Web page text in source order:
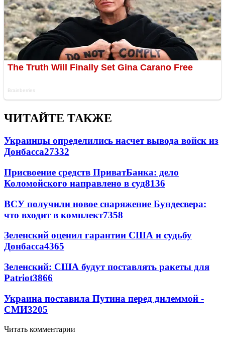
ЧИТАЙТЕ ТАКЖЕ
Украинцы определились насчет вывода войск из
Донбасса27332
Присвоение средств ПриватБанка: дело
Коломойского направлено в суд8136
ВСУ получили новое снаряжение Бундесвера:
что входит в комплект7358
Зеленский оценил гарантии США и судьбу
Донбасса4365
Зеленский: США будут поставлять ракеты для
Patriot3866
Украина поставила Путина перед дилеммой -
СМИ3205
Читать комментарии